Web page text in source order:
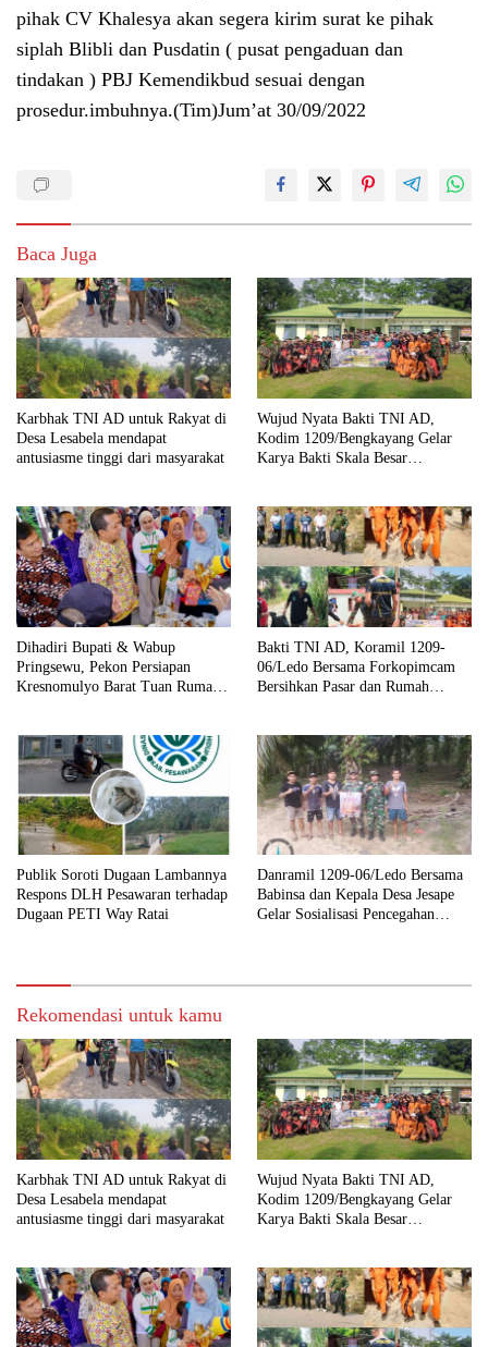
pihak CV Khalesya akan segera kirim surat ke pihak
siplah Blibli dan Pusdatin ( pusat pengaduan dan
tindakan ) PBJ Kemendikbud sesuai dengan
prosedur.imbuhnya.(Tim)Jum’at 30/09/2022
Baca Juga
Karbhak TNI AD untuk Rakyat di
Desa Lesabela mendapat
antusiasme tinggi dari masyarakat
Wujud Nyata Bakti TNI AD,
Kodim 1209/Bengkayang Gelar
Karya Bakti Skala Besar
Dihadiri Bupati & Wabup
Pringsewu, Pekon Persiapan
Kresnomulyo Barat Tuan Rumah
Bakti TNI AD, Koramil 1209-
06/Ledo Bersama Forkopimcam
Bersihkan Pasar dan Rumah
Publik Soroti Dugaan Lambannya
Respons DLH Pesawaran terhadap
Dugaan PETI Way Ratai
Danramil 1209-06/Ledo Bersama
Babinsa dan Kepala Desa Jesape
Gelar Sosialisasi Pencegahan
Rekomendasi untuk kamu
Karbhak TNI AD untuk Rakyat di
Desa Lesabela mendapat
antusiasme tinggi dari masyarakat
Wujud Nyata Bakti TNI AD,
Kodim 1209/Bengkayang Gelar
Karya Bakti Skala Besar